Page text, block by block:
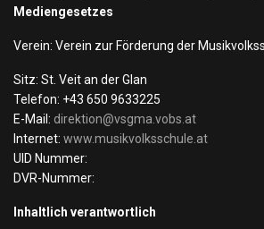
Mediengesetzes
Verein: Verein zur Förderung der
Sitz: St. Veit an der Glan
Telefon: +43 650 9633225
E-Mail: direktion@vsgma.vobs.at
Internet: www.musikvolksschule.at
UID Nummer:
DVR-Nummer:
Inhaltlich verantwortlich